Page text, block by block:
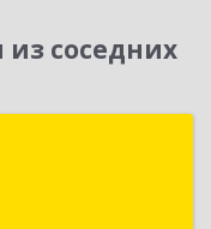
соседних